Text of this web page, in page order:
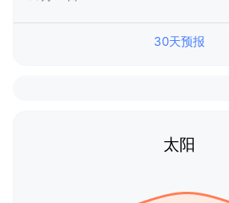
30天预报
太阳